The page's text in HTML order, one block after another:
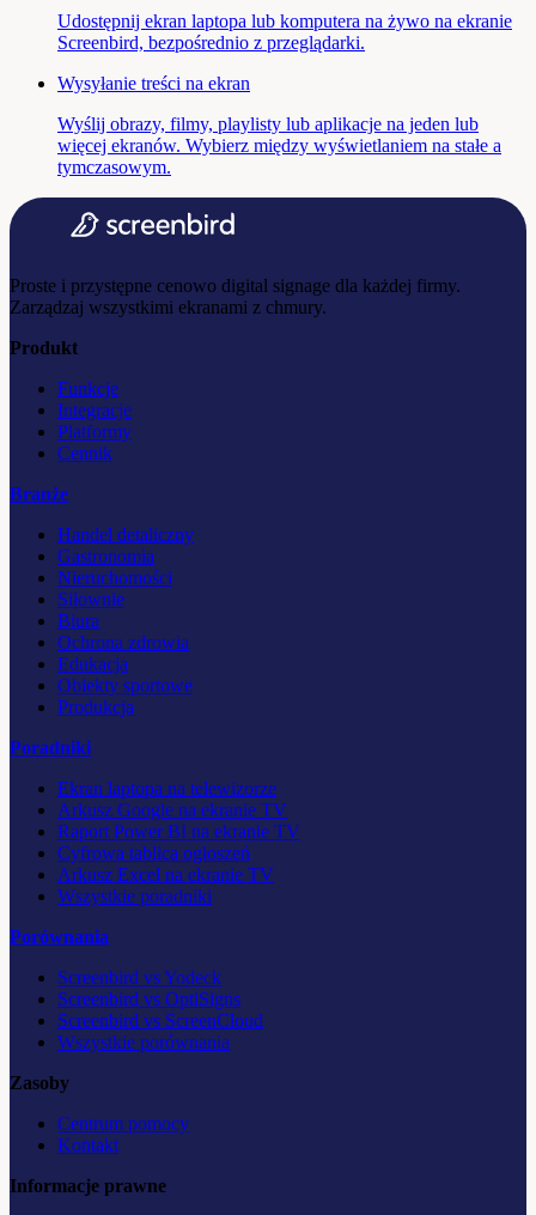
Udostępnij ekran laptopa lub komputera na żywo na ekranie
Screenbird, bezpośrednio z przeglądarki.
Wysyłanie treści na ekran
Wyślij obrazy, filmy, playlisty lub aplikacje na jeden lub
więcej ekranów. Wybierz między wyświetlaniem na stałe a
tymczasowym.
Proste i przystępne cenowo digital signage dla każdej firmy.
Zarządzaj wszystkimi ekranami z chmury.
Produkt
Funkcje
Integracje
Platformy
Cennik
Branże
Handel detaliczny
Gastronomia
Nieruchomości
Siłownie
Biura
Ochrona zdrowia
Edukacja
Obiekty sportowe
Produkcja
Poradniki
Ekran laptopa na telewizorze
Arkusz Google na ekranie TV
Raport Power BI na ekranie TV
Cyfrowa tablica ogłoszeń
Arkusz Excel na ekranie TV
Wszystkie poradniki
Porównania
Screenbird vs Yodeck
Screenbird vs OptiSigns
Screenbird vs ScreenCloud
Wszystkie porównania
Zasoby
Centrum pomocy
Kontakt
Informacje prawne